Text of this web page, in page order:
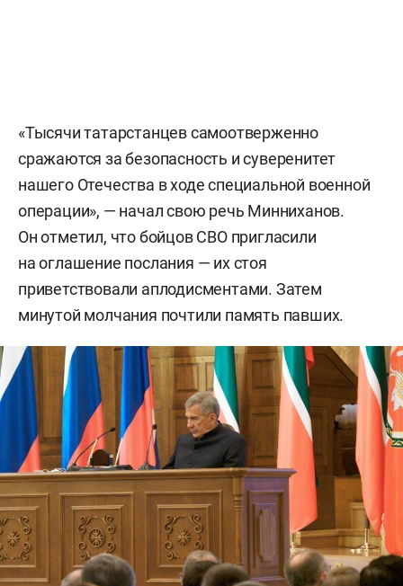
«Тысячи татарстанцев самоотверженно
сражаются за безопасность и суверенитет
нашего Отечества в ходе специальной военной
операции», — начал свою речь Минниханов.
Он отметил, что бойцов СВО пригласили
на оглашение послания — их стоя
приветствовали аплодисментами. Затем
минутой молчания почтили память павших.